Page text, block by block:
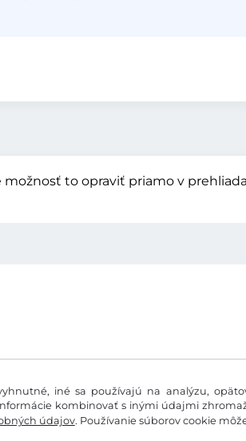
iné sa používajú na analýzu,
kombinovať s inými údajmi
údajov. Používanie súborov cookie
to opraviť priamo v